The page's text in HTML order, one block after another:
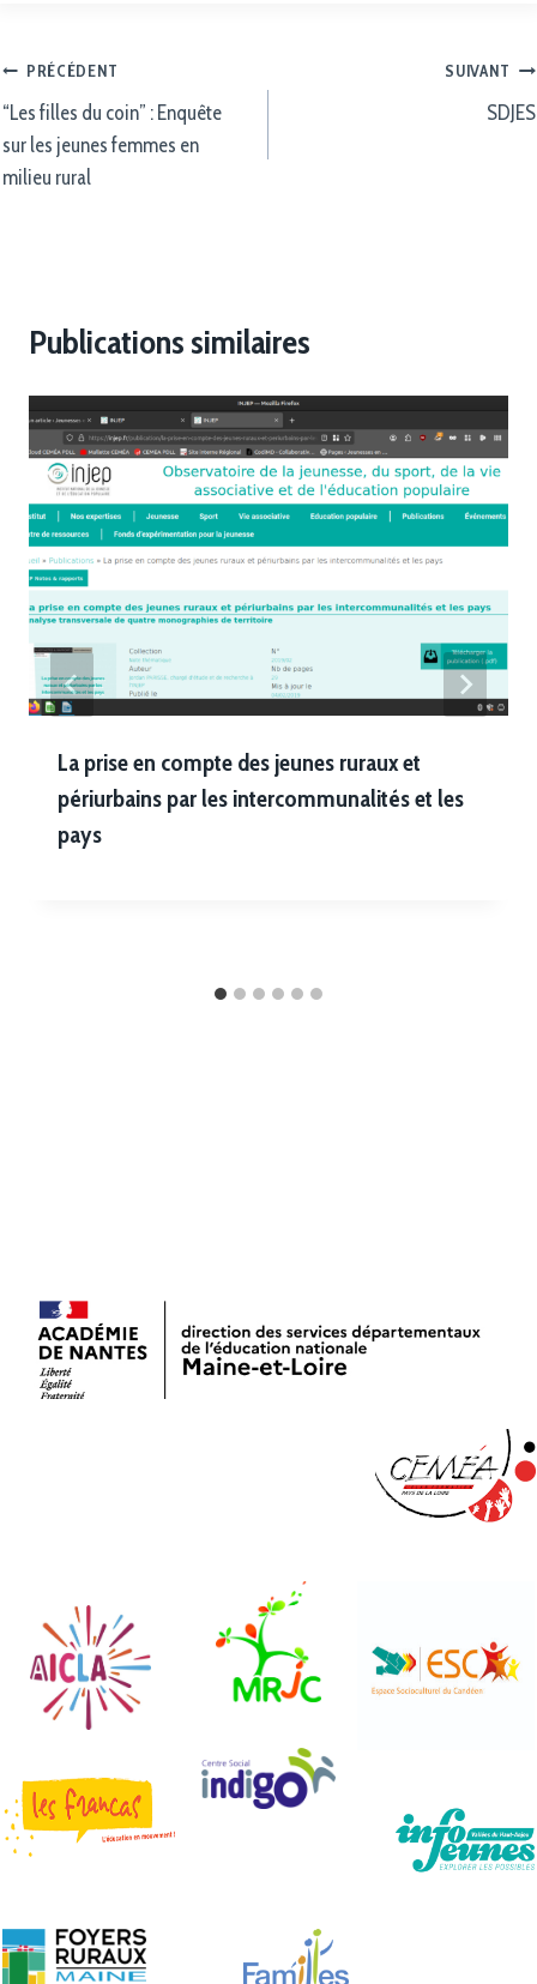
PRÉCÉDENT
“Les filles du coin” : Enquête
sur les jeunes femmes en
milieu rural
SUIVANT
SDJES
Publications similaires
La prise en compte des jeunes ruraux et
périurbains par les intercommunalités et les
pays